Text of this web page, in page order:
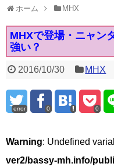
ホーム MHX
MHXで登場・ニャン
強い？
2016/10/30 MHX
error 0 0
Warning: Undefined
ver2/bassy-mh.info/